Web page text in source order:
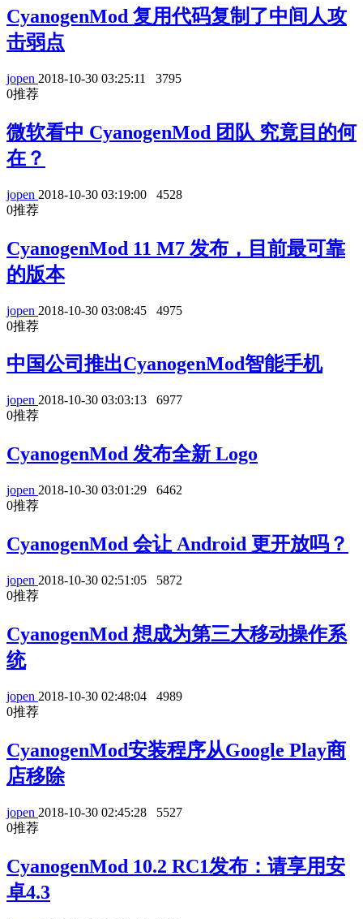
CyanogenMod 复用代码复制了中间人攻
击弱点
jopen 2018-10-30 03:25:11
3795
0推荐
微软看中 CyanogenMod 团队 究竟目的何
在？
jopen 2018-10-30 03:19:00
4528
0推荐
CyanogenMod 11 M7 发布，目前最可靠
的版本
jopen 2018-10-30 03:08:45
4975
0推荐
中国公司推出CyanogenMod智能手机
jopen 2018-10-30 03:03:13
6977
0推荐
CyanogenMod 发布全新 Logo
jopen 2018-10-30 03:01:29
6462
0推荐
CyanogenMod 会让 Android 更开放吗？
jopen 2018-10-30 02:51:05
5872
0推荐
CyanogenMod 想成为第三大移动操作系
统
jopen 2018-10-30 02:48:04
4989
0推荐
CyanogenMod安装程序从Google Play商
店移除
jopen 2018-10-30 02:45:28
5527
0推荐
CyanogenMod 10.2 RC1发布：请享用安
卓4.3